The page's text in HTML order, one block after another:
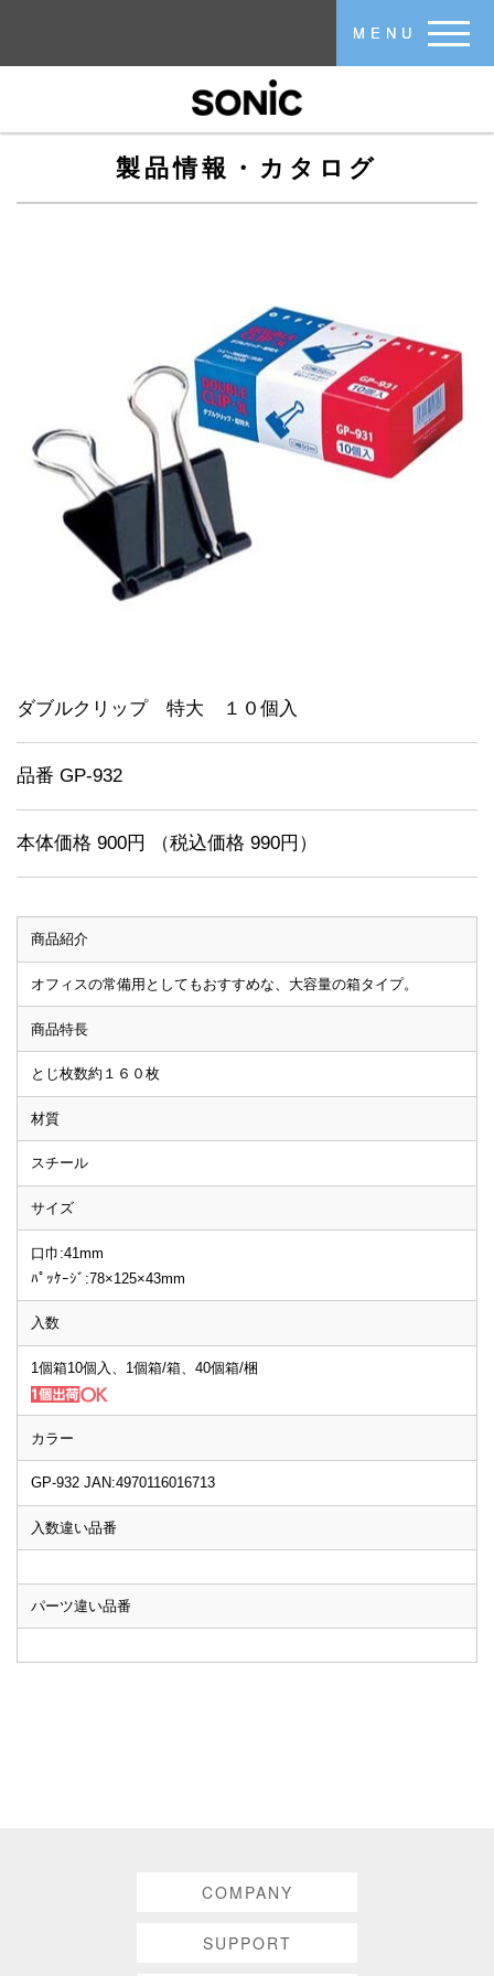
MENU
製品情報・カタログ
ダブルクリップ 特大 １０個入
品番 GP-932
本体価格 900円 （税込価格 990円）
商品紹介
オフィスの常備用としてもおすすめな、大容量の箱タイプ。
商品特長
とじ枚数約１６０枚
材質
スチール
サイズ
口巾:41mm
ﾊﾟｯｹｰｼﾞ:78×125×43mm
入数
1個箱10個入、1個箱/箱、40個箱/梱
カラー
GP-932 JAN:4970116016713
入数違い品番
パーツ違い品番
COMPANY
SUPPORT